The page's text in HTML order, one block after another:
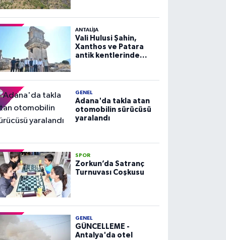
ANTALIJA
Vali Hulusi Şahin,
Xanthos ve Patara
antik kentlerinde
GENEL
Adana'da takla atan
otomobilin sürücüsü
yaralandı
SPOR
Zorkun’da Satranç
Turnuvası Coşkusu
GENEL
GÜNCELLEME -
Antalya'da otel